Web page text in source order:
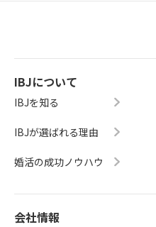
IBJについて
IBJを知る
IBJが選ばれる理由
婚活の成功ノウハウ
会社情報